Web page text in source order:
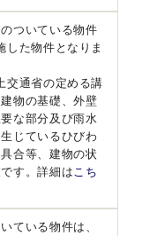
ついている物件
した物件となりま
交通省の定める講
物の基礎、外壁
な部分及び雨水
じているひびわ
合等、建物の状
す。詳細は こち
ている物件は、